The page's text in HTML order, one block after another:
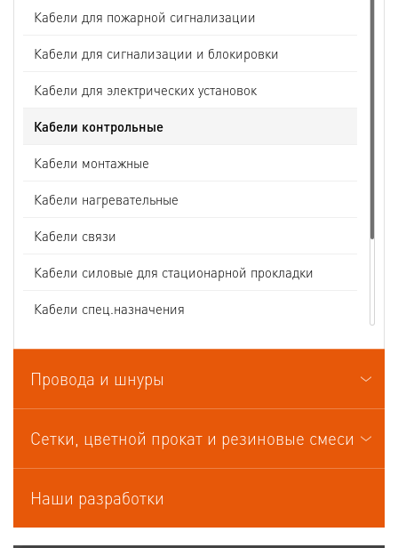
Кабели для пожарной сигнализации
Кабели для сигнализации и блокировки
Кабели для электрических установок
Кабели контрольные
Кабели монтажные
Кабели нагревательные
Кабели связи
Кабели силовые для стационарной прокладки
Кабели спец.назначения
Кабели судовые
Кабели термоэлектродные
Провода и шнуры
Сетки, цветной прокат и резиновые смеси
Наши разработки